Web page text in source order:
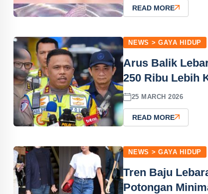
READ MORE
NEWS > GAYA HIDUP
Arus Balik
250 Ribu Lebih
25 MARCH 2026
READ MORE
NEWS > GAYA HIDUP
Tren Baju
Potongan